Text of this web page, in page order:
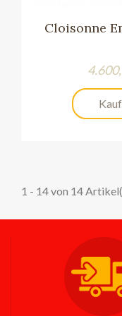
Cloisonne
Preis
1 - 14 von 14